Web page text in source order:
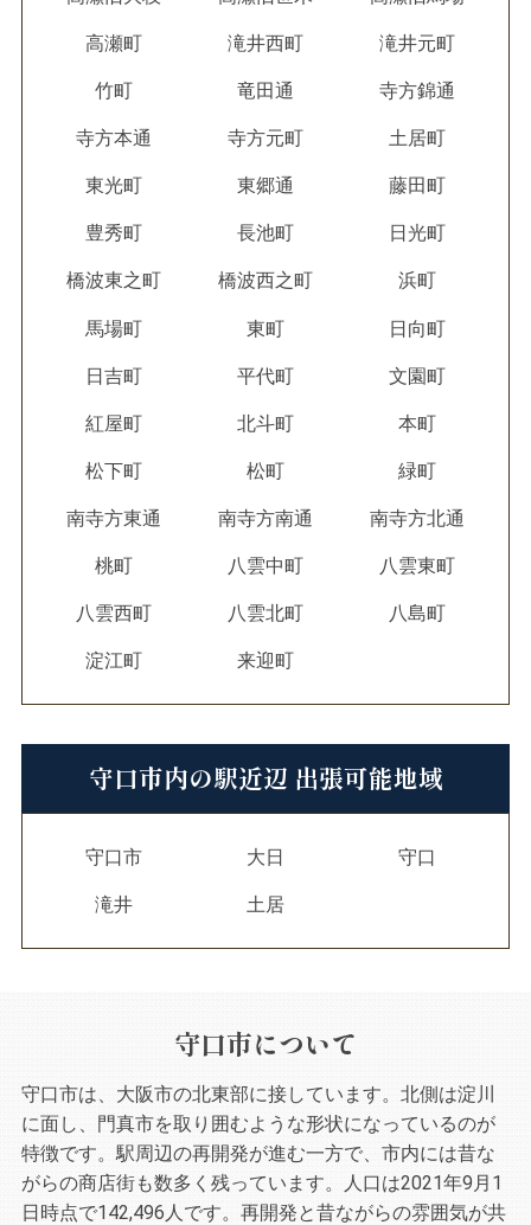
高瀬町 滝井西町 滝井元町
竹町 竜田通 寺方錦通
寺方本通 寺方元町 土居町
東光町 東郷通 藤田町
豊秀町 長池町 日光町
橋波東之町 橋波西之町 浜町
馬場町 東町 日向町
日吉町 平代町 文園町
紅屋町 北斗町 本町
松下町 松町 緑町
南寺方東通 南寺方南通 南寺方北通
桃町 八雲中町 八雲東町
八雲西町 八雲北町 八島町
淀江町 来迎町
守口市内の駅近辺 出張可能地域
守口市 大日 守口
滝井 土居
守口市について
守口市は、大阪市の北東部に接しています。北側は淀川
に面し、門真市を取り囲むような形状になっているのが
特徴です。駅周辺の再開発が進む一方で、市内には昔な
がらの商店街も数多く残っています。人口は2021年9月1
日時点で142,496人です。再開発と昔ながらの雰囲気が共